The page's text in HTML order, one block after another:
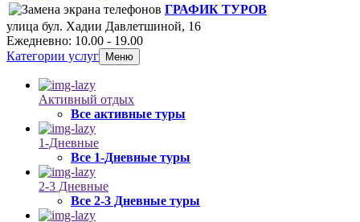
ГРАФИК ТУРОВ
улица бул. Хадии Давлетшиной, 16
Ежедневно: 10.00 - 19.00
Категории услуг
Меню
Активный отдых
Все активные туры
1-Дневные
Все 1-Дневные туры
2-3 Дневные
Все 2-3 Дневные туры